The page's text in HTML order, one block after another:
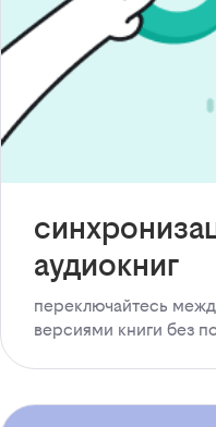
аудиокниг
переключайтесь
версиями книги без